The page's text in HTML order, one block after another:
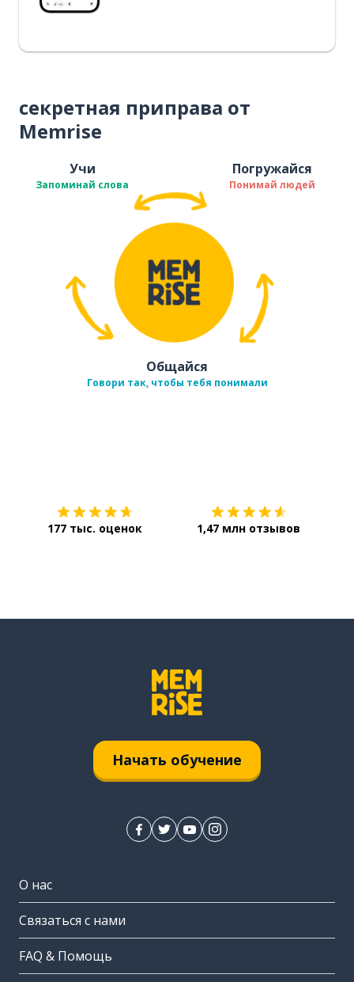
секретная приправа от
Memrise
Учи
Запоминай слова
Погружайся
Понимай людей
Общайся
Говори так, чтобы тебя понимали
177 тыс. оценок 1,47 млн отзывов
Начать обучение
О нас
Связаться с нами
FAQ & Помощь